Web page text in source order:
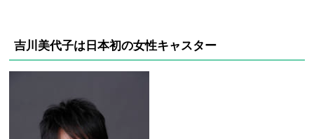
吉川美代子は日本初の女性キャスター